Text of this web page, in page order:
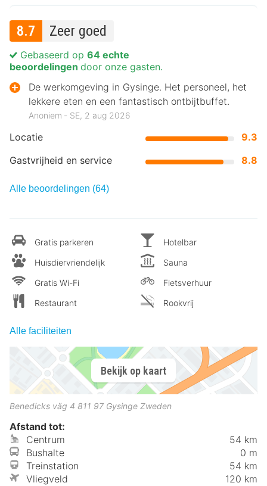
8.7 Zeer goed
Locatie
9.3
Gastvrijheid en service
8.8
Gebaseerd op 64 echte
beoordelingen door onze gasten.
De werkomgeving in Gysinge. Het personeel, het
lekkere eten en een fantastisch ontbijtbuffet.
Anoniem ‐ SE, 2 aug 2026
Alle beoordelingen (64)
Gratis parkeren
Huisdiervriendelijk
Gratis Wi-Fi
Restaurant
Hotelbar
Sauna
Fietsverhuur
Rookvrij
Alle faciliteiten
Bekijk op kaart
Benedicks väg 4 811 97 Gysinge Zweden
Afstand tot:
Centrum
54 km
Bushalte
0 m
Treinstation
54 km
Vliegveld
120 km